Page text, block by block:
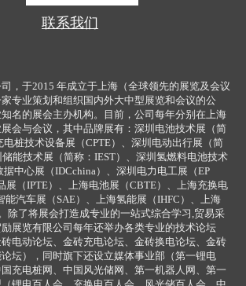
联系我们
，于2015 年成立于上海（全球领先的展览及会议
专业策划和组织国内外大中型展览和会议的公
名的展会主办机构。目前，公司每年分别在上海
会与会议，其中品牌展有：深圳电池技术展（简
桩技术设备展（CPTE）、深圳电动出行展（简
能技术展（简称：IEST）、深圳氢燃料电池技术
据中心展（IDCchina）、深圳电力电工展（EP
展（IPTE）、上海电池展（CBTE）、上海充换电
能汽车展（SAE）、上海氢能展（IHFC）、上海
除了将展会打造成专业的一站式综合学习,贸易采
展览有限公司每年还举办各类专业的技术论坛
砖电动论坛、金砖充电论坛、金砖换电论坛、金砖
坛），同时旗下还设立媒体事业部（第一锂电
充电桩网、中国风光储网、第一机器人网、第一